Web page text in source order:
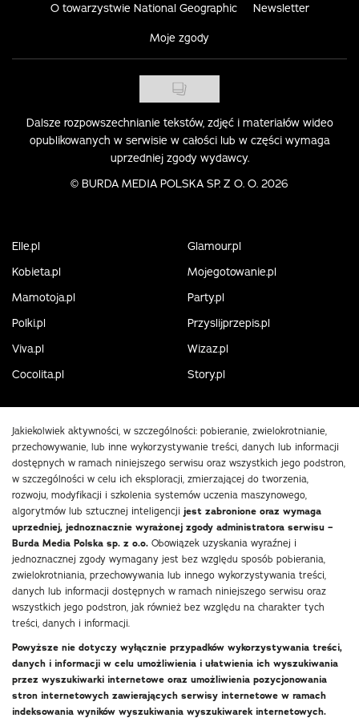
O towarzystwie National Geographic Newsletter
Moje zgody
Dalsze rozpowszechnianie tekstów, zdjęć i materiałów wideo
opublikowanych w serwisie w całości lub w części wymaga
uprzedniej zgody wydawcy.
© BURDA MEDIA POLSKA SP. Z O. O. 2026
Elle.pl
Glamour.pl
Kobieta.pl
Mojegotowanie.pl
Mamotoja.pl
Party.pl
Polki.pl
Przyslijprzepis.pl
Viva.pl
Wizaz.pl
Cocolita.pl
Story.pl
Jakiekolwiek aktywności, w szczególności: pobieranie, zwielokrotnianie,
przechowywanie, lub inne wykorzystywanie treści, danych lub informacji
dostępnych w ramach niniejszego serwisu oraz wszystkich jego podstron,
w szczególności w celu ich eksploracji, zmierzającej do tworzenia,
rozwoju, modyfikacji i szkolenia systemów uczenia maszynowego,
algorytmów lub sztucznej inteligencji jest zabronione oraz wymaga
uprzedniej, jednoznacznie wyrażonej zgody administratora serwisu –
Burda Media Polska sp. z o.o. Obowiązek uzyskania wyraźnej i
jednoznacznej zgody wymagany jest bez względu sposób pobierania,
zwielokrotniania, przechowywania lub innego wykorzystywania treści,
danych lub informacji dostępnych w ramach niniejszego serwisu oraz
wszystkich jego podstron, jak również bez względu na charakter tych
treści, danych i informacji.
Powyższe nie dotyczy wyłącznie przypadków wykorzystywania treści,
danych i informacji w celu umożliwienia i ułatwienia ich wyszukiwania
przez wyszukiwarki internetowe oraz umożliwienia pozycjonowania
stron internetowych zawierających serwisy internetowe w ramach
indeksowania wyników wyszukiwania wyszukiwarek internetowych.